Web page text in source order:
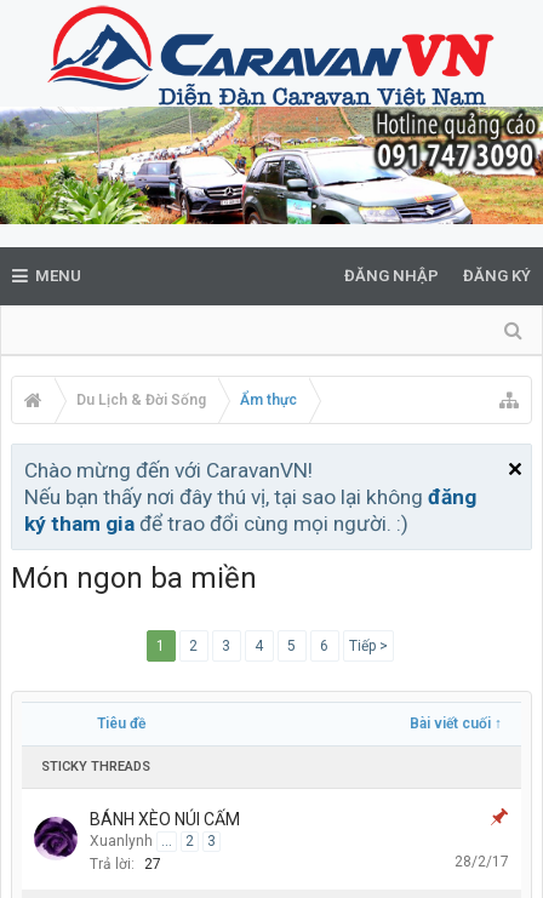
MENU ĐĂNG NHẬP ĐĂNG KÝ
Du Lịch & Đời Sống Ẩm thực
Chào mừng đến với CaravanVN!
Nếu bạn thấy nơi đây thú vị, tại sao lại không đăng
ký tham gia để trao đổi cùng mọi người. :)
Món ngon ba miền
1 2 3 4 5 6 Tiếp >
Tiêu đề Bài viết cuối ↑
STICKY THREADS
BÁNH XÈO NÚI CẤM
Xuanlynh ... 2
3
Trả lời:
27 28/2/17